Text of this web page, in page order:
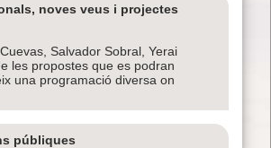
noves veus i projectes
Salvador Sobral, Yerai
les propostes que es podran
una programació diversa on
públiques